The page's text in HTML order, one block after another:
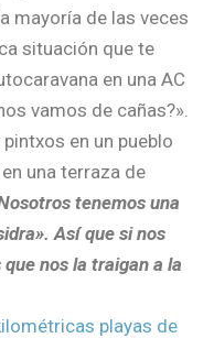
mayoría de las veces
situación que te
en una AC
vamos de cañas?».
en un pueblo
una terraza de
tenemos una
Así que si nos
nos la traigan a la
playas de